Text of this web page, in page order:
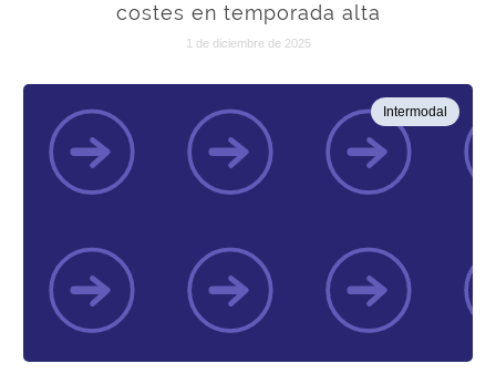
costes en temporada alta
1 de diciembre de 2025
Intermodal